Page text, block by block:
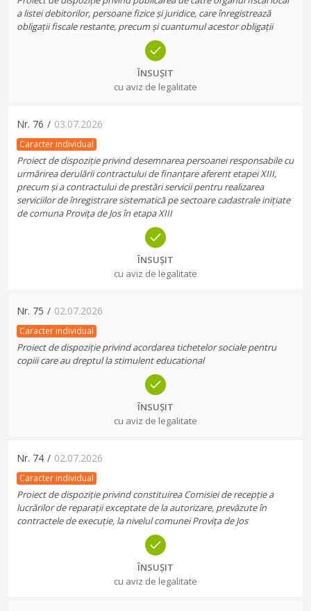
a listei debitorilor, persoane fizice și juridice, care înregistrează
obligații fiscale restante, precum și cuantumul acestor obligații
ÎNSUȘIT
cu aviz de legalitate
Nr. 76 / 03.07.2026
Caracter individual
Proiect de dispoziție privind desemnarea persoanei responsabile cu
urmărirea derulării contractului de finanțare aferent etapei XIII,
precum și a contractului de prestări servicii pentru realizarea
serviciilor de înregistrare sistematică pe sectoare cadastrale inițiate
de comuna Provița de Jos în etapa XIII
ÎNSUȘIT
cu aviz de legalitate
Nr. 75 / 02.07.2026
Caracter individual
Proiect de dispoziție privind acordarea tichetelor sociale pentru
copiii care au dreptul la stimulent educational
ÎNSUȘIT
cu aviz de legalitate
Nr. 74 / 02.07.2026
Caracter individual
Proiect de dispoziție privind constituirea Comisiei de recepție a
lucrărilor de reparații exceptate de la autorizare, prevăzute în
contractele de execuție, la nivelul comunei Provița de Jos
ÎNSUȘIT
cu aviz de legalitate